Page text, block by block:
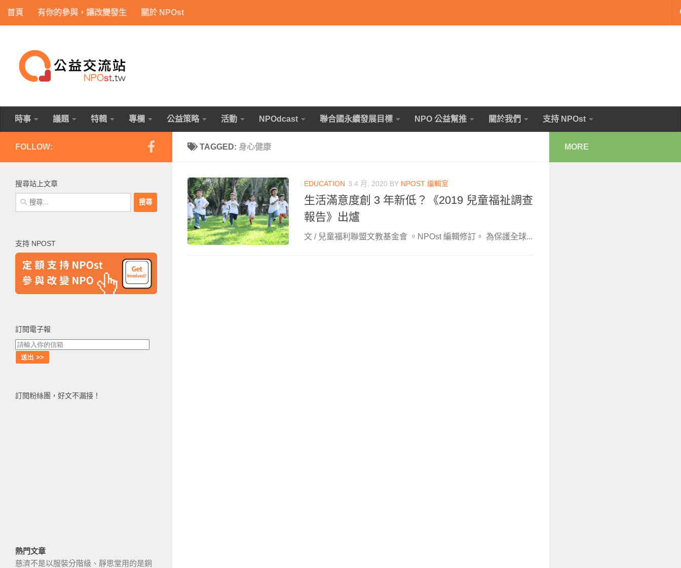
Skip to content
首頁 有你的參與，讓改變發生 關於 NPOst
時事 議題 特輯 專欄 公益策略 活動 NPOdcast 聯合國永續發展目標 NPO 公益幫推 關於我們 支持 NPOst
TAGGED: 身心健康
EDUCATION 3 4 月, 2020 BY NPOST 編輯室
生活滿意度創 3 年新低？《2019 兒童福祉調查
報告》出爐
文 / 兒童福利聯盟文教基金會 。NPOst 編輯修訂。 為保護全球...
FOLLOW:
搜尋站上文章
搜
尋
字:
支持 NPOST
訂閱電子報
訂閱粉絲團，好文不漏接！
熱門文章
慈濟不是以服裝分階級、靜思堂用的是銅
MORE